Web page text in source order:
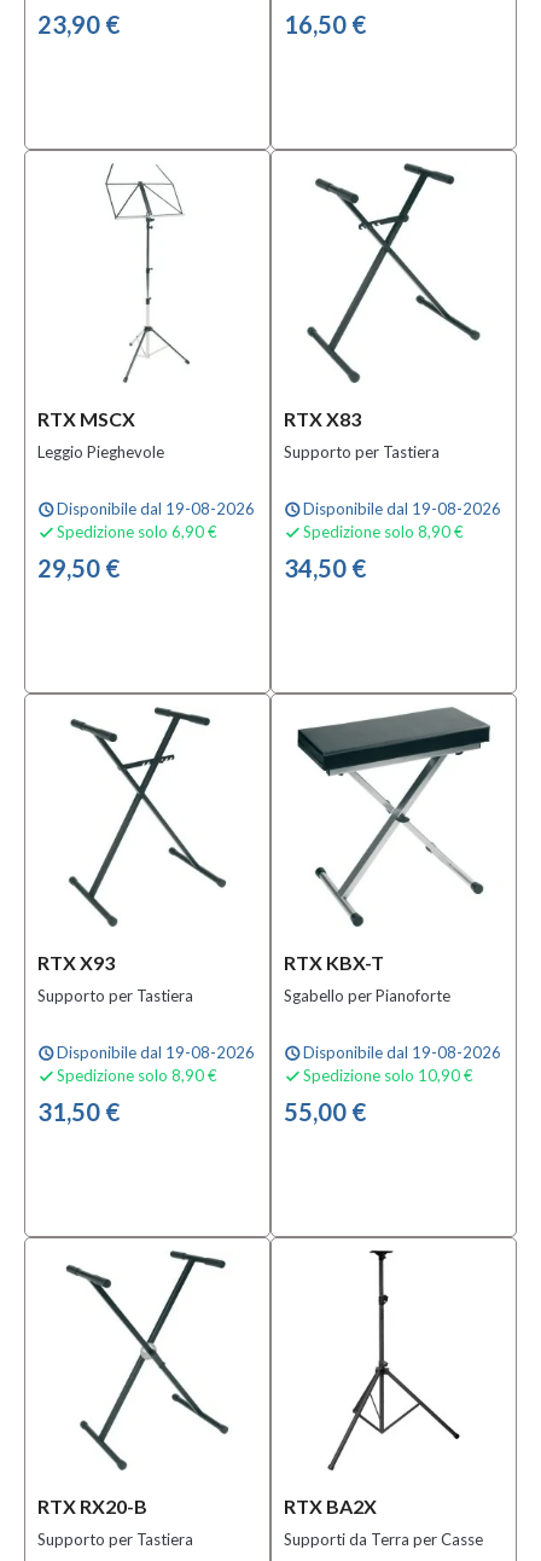
Tastiere
Condizione
165,00 €
prodotti
offerta
Si
23,90 € 16,50 €
RTX MSCX
Leggio Pieghevole
scheduleDisponibile dal 19-08-2026
 Spedizione solo 6,90 €
29,50 €
RTX X83
Supporto per Tastiera
scheduleDisponibile dal 19-08-2026
 Spedizione solo 8,90 €
34,50 €
RTX X93
Supporto per Tastiera
scheduleDisponibile dal 19-08-2026
 Spedizione solo 8,90 €
31,50 €
RTX KBX-T
Sgabello per Pianoforte
scheduleDisponibile dal 19-08-2026
 Spedizione solo 10,90 €
55,00 €
RTX RX20-B
Supporto per Tastiera
RTX BA2X
Supporti da Terra per Casse